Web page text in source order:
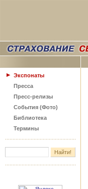
Экспонаты
Пресса
Пресс-релизы
События (Фото)
Библиотека
Термины